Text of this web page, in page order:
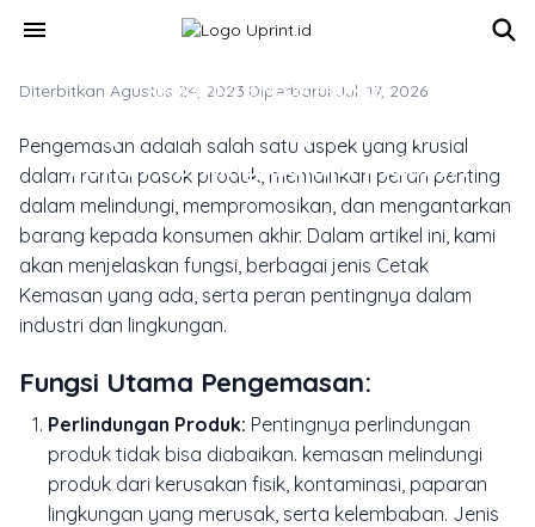
menu
MARKETING & MEDIA PROMOSI
Pengemasan: Fungsi, Jenis, dan
Peran Penting dalam Industri
Diterbitkan Agustus 24, 2023 Diperbarui Juli 17, 2026
Pengemasan adalah salah satu aspek yang krusial
dalam rantai pasok produk, memainkan peran penting
dalam melindungi, mempromosikan, dan mengantarkan
barang kepada konsumen akhir. Dalam artikel ini, kami
akan menjelaskan fungsi, berbagai jenis Cetak
Kemasan yang ada, serta peran pentingnya dalam
industri dan lingkungan.
Fungsi Utama Pengemasan:
Perlindungan Produk: Pentingnya perlindungan
produk tidak bisa diabaikan. kemasan melindungi
produk dari kerusakan fisik, kontaminasi, paparan
lingkungan yang merusak, serta kelembaban. Jenis